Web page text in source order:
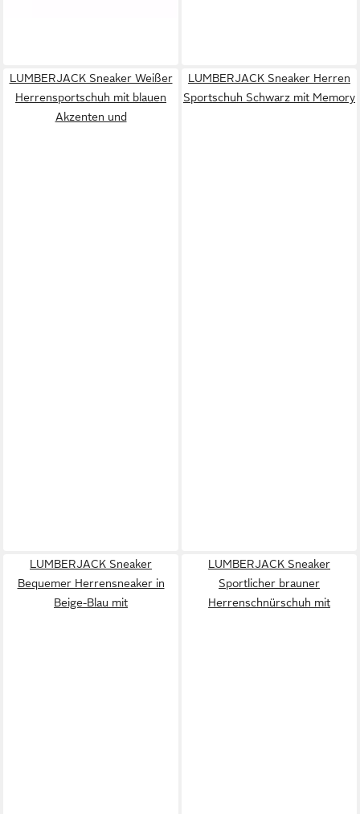
LUMBERJACK Sneaker Weißer
Herrensportschuh mit blauen
Akzenten und
LUMBERJACK Sneaker Herren
Sportschuh Schwarz mit Memory
LUMBERJACK Sneaker
Bequemer Herrensneaker in
Beige-Blau mit
LUMBERJACK Sneaker
Sportlicher brauner
Herrenschnürschuh mit